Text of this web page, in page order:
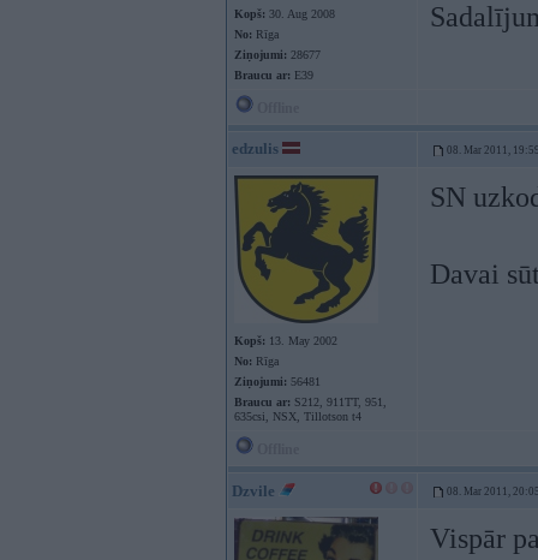
Kopš: 30. Aug 2008
No: Rīga
Ziņojumi: 28677
Braucu ar: E39
edzulis 08. Mar 2011,
Kopš: 13. May 2002
No: Rīga
Ziņojumi: 56481
Braucu ar: S212, 911TT, 951,
635csi, NSX, Tillotson t4
SN
Davai
Dzvile 08. Mar 2011,
Vispār